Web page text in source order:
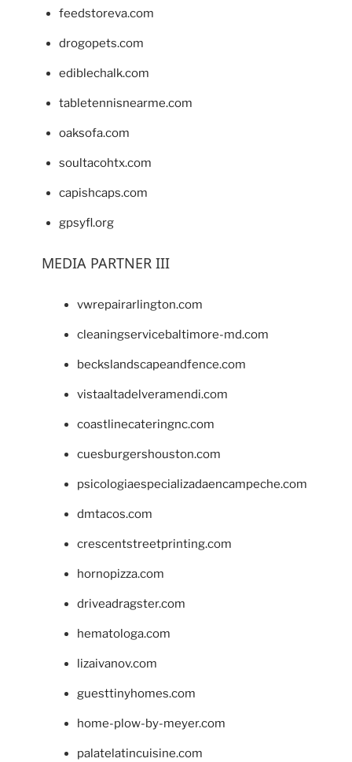
feedstoreva.com
drogopets.com
ediblechalk.com
tabletennisnearme.com
oaksofa.com
soultacohtx.com
capishcaps.com
gpsyfl.org
MEDIA PARTNER III
vwrepairarlington.com
cleaningservicebaltimore-md.com
beckslandscapeandfence.com
vistaaltadelveramendi.com
coastlinecateringnc.com
cuesburgershouston.com
psicologiaespecializadaencampeche.com
dmtacos.com
crescentstreetprinting.com
hornopizza.com
driveadragster.com
hematologa.com
lizaivanov.com
guesttinyhomes.com
home-plow-by-meyer.com
palatelatincuisine.com